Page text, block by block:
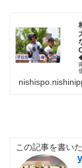
この記事を書い